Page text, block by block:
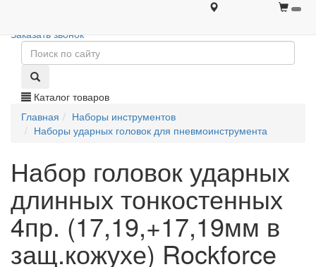
+7 (495) 646-08-66
Заказать звонок
Каталог товаров
Главная
Наборы инструментов
Наборы ударных головок для пневмоинструмента
Набор головок ударных
длинных тонкостенных
4пр. (17,19,+17,19мм в
защ.кожухе) Rockforce